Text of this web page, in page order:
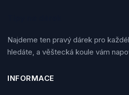
Najdeme ten pravý dárek pro
hledáte, a věštecká koule vám
INFORMACE